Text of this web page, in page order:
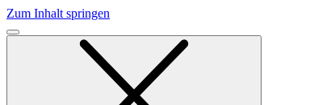
Zum Inhalt springen